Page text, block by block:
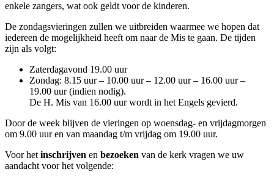
enkele zangers, wat ook geldt voor de kinderen.
De zondagsvieringen zullen we uitbreiden waarmee we hopen dat
iedereen de mogelijkheid heeft om naar de Mis te gaan. De tijden
zijn als volgt:
Zaterdagavond 19.00 uur
Zondag: 8.15 uur – 10.00 uur – 12.00 uur – 16.00 uur –
19.00 uur (indien nodig).
De H. Mis van 16.00 uur wordt in het Engels gevierd.
Door de week blijven de vieringen op woensdag- en vrijdagmorgen
om 9.00 uur en van maandag t/m vrijdag om 19.00 uur.
Voor het inschrijven en bezoeken van de kerk vragen we uw
aandacht voor het volgende: